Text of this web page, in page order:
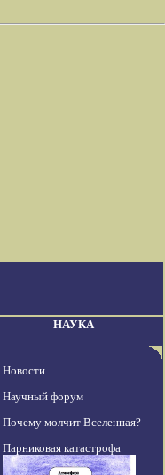
НАУКА
Новости
Научный форум
Почему молчит Вселенная?
Парниковая катастрофа